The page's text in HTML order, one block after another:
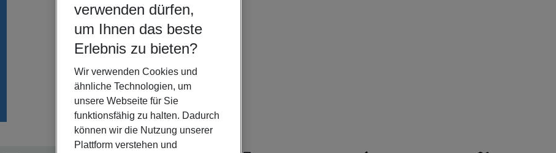
verwenden dürfen,
um Ihnen das beste
Erlebnis zu bieten?
Wir verwenden Cookies und
ähnliche Technologien, um
unsere Webseite für Sie
funktionsfähig zu halten. Dadurch
können wir die Nutzung unserer
Plattform verstehen und